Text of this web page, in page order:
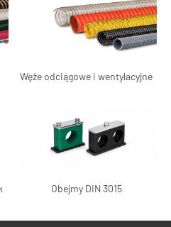
Węże odciągowe i wentylacyjne
Obejmy DIN 3015